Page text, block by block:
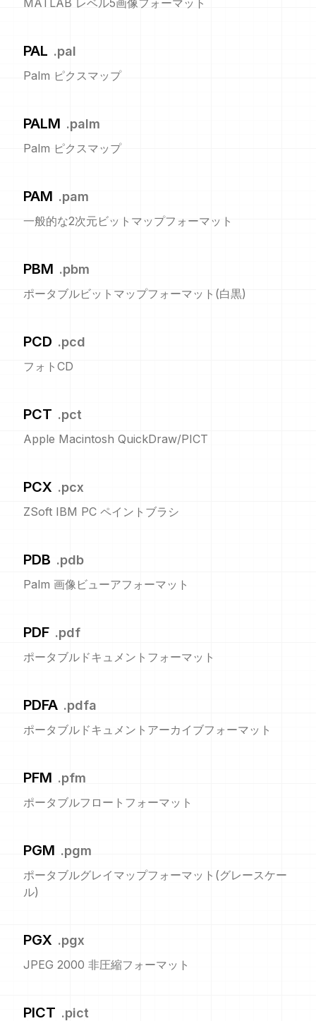
MATLAB レベル5画像フォーマット
PAL .pal
Palm ピクスマップ
PALM .palm
Palm ピクスマップ
PAM .pam
一般的な2次元ビットマップフォーマット
PBM .pbm
ポータブルビットマップフォーマット(白黒)
PCD .pcd
フォトCD
PCT .pct
Apple Macintosh QuickDraw/PICT
PCX .pcx
ZSoft IBM PC ペイントブラシ
PDB .pdb
Palm 画像ビューアフォーマット
PDF .pdf
ポータブルドキュメントフォーマット
PDFA .pdfa
ポータブルドキュメントアーカイブフォーマット
PFM .pfm
ポータブルフロートフォーマット
PGM .pgm
ポータブルグレイマップフォーマット(グレースケー
ル)
PGX .pgx
JPEG 2000 非圧縮フォーマット
PICT .pict